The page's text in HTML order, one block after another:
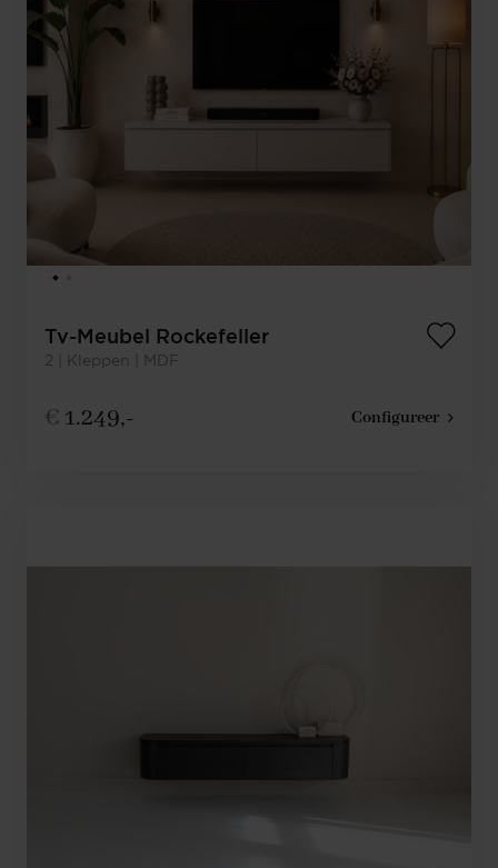
Tv-Meubel Rockefeller
2 | Kleppen | MDF
€ 1.249,- Configureer